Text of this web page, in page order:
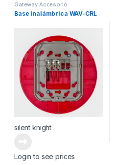
Gateway Accesorio
Base Inalámbrica WAV-CRL
silent knight
Login to see prices